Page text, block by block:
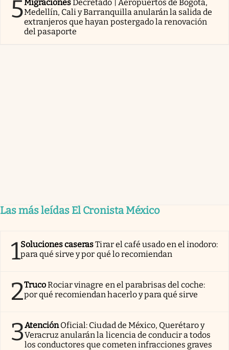
5MigracionesDecretado | Aeropuertos de Bogotá,
Medellín, Cali y Barranquilla anularán la salida de
extranjeros que hayan postergado la renovación
del pasaporte
Las más leídas El Cronista México
1Soluciones caserasTirar el café usado en el inodoro:
para qué sirve y por qué lo recomiendan
2TrucoRociar vinagre en el parabrisas del coche:
por qué recomiendan hacerlo y para qué sirve
3AtenciónOficial: Ciudad de México, Querétaro y
Veracruz anularán la licencia de conducir a todos
los conductores que cometen infracciones graves